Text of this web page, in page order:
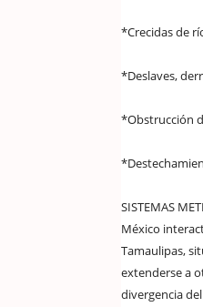
*Crecidas de
*Deslaves,
*Obstrucción
SISTEMAS
México
Tamaulipas,
extenderse a
divergencia